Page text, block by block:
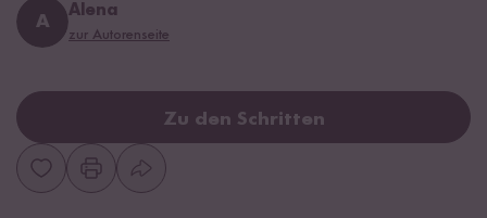
A
Alena
zur Autorenseite
Zu den Schritten